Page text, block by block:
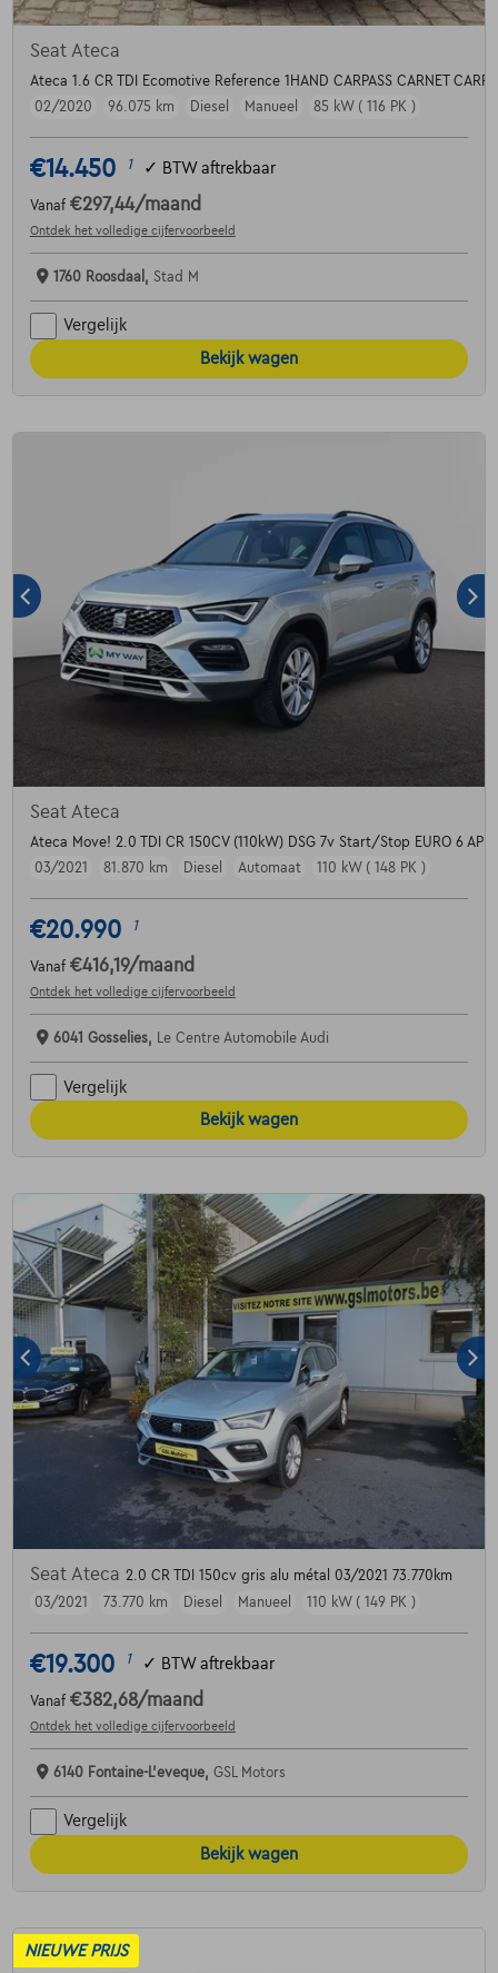
Seat Ateca
Ateca 1.6 CR TDI Ecomotive Reference 1HAND CARPASS CARNET
02/2020
96.075 km Diesel Manueel 85 kW ( 116 PK )
€14.450 1 ✓ BTW aftrekbaar
Vanaf €297,44/maand
Ontdek het volledige cijfervoorbeeld
1760 Roosdaal, Stad M
Vergelijk
Bekijk wagen
Seat Ateca
Ateca Move! 2.0 TDI CR 150CV (110kW) DSG 7v Start/Stop EURO 6 AP
03/2021
81.870 km Diesel Automaat 110 kW ( 148 PK )
€20.990 1
Vanaf €416,19/maand
Ontdek het volledige cijfervoorbeeld
6041 Gosselies, Le Centre Automobile Audi
Vergelijk
Bekijk wagen
Seat Ateca 2.0 CR TDI 150cv gris alu métal 03/2021 73.770km
03/2021
73.770 km Diesel Manueel 110 kW ( 149 PK )
€19.300 1 ✓ BTW aftrekbaar
Vanaf €382,68/maand
Ontdek het volledige cijfervoorbeeld
6140 Fontaine-L'eveque, GSL Motors
Vergelijk
Bekijk wagen
NIEUWE PRIJS